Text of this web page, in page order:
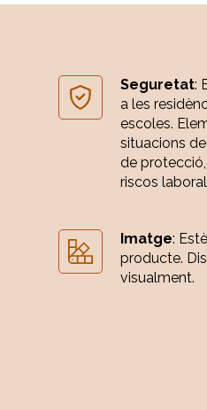
Seguretat:
a les
escoles.
situacions
de
riscos
Imatge:
producte.
visualment.